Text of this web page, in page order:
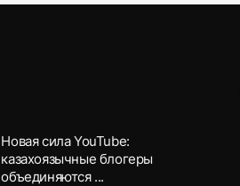
Новая сила YouTube:
казахоязычные блогеры
объединяются ...